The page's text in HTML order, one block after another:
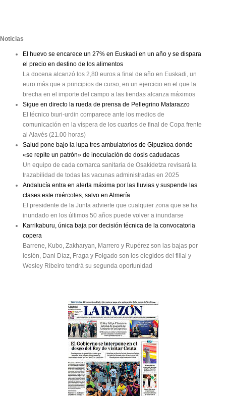
Noticias
El huevo se encarece un 27% en Euskadi en un año y se dispara
el precio en destino de los alimentos
La docena alcanzó los 2,80 euros a final de año en Euskadi, un
euro más que a principios de curso, en un ejercicio en el que la
brecha en el importe del campo a las tiendas alcanza máximos
Sigue en directo la rueda de prensa de Pellegrino Matarazzo
El técnico txuri-urdin comparece ante los medios de
comunicación en la víspera de los cuartos de final de Copa frente
al Alavés (21.00 horas)
Salud pone bajo la lupa tres ambulatorios de Gipuzkoa donde
«se repite un patrón» de inoculación de dosis cadudacas
Un equipo de cada comarca sanitaria de Osakidetza revisará la
trazabilidad de todas las vacunas administradas en 2025
Andalucía entra en alerta máxima por las lluvias y suspende las
clases este miércoles, salvo en Almería
El presidente de la Junta advierte que cualquier zona que se ha
inundado en los últimos 50 años puede volver a inundarse
Karrikaburu, única baja por decisión técnica de la convocatoria
copera
Barrene, Kubo, Zakharyan, Marrero y Rupérez son las bajas por
lesión, Dani Díaz, Fraga y Folgado son los elegidos del filial y
Wesley Ribeiro tendrá su segunda oportunidad